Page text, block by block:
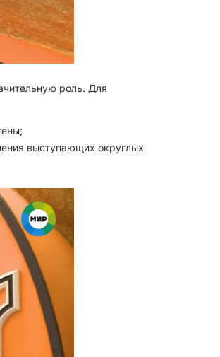
роль. Для
выступающих округлых